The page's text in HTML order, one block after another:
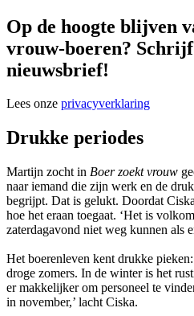
Op de hoogte blijven
vrouw-boeren?
nieuwsbrief!
Lees onze privacyverklaring
Drukke periodes
Martijn zocht in Boer zoekt vrouw
naar iemand die zijn werk en de
begrijpt. Dat is gelukt. Doordat
hoe het eraan toegaat. ‘Het is
zaterdagavond niet weg kunnen als
Het boerenleven kent drukke
droge zomers. In de winter is het
er makkelijker om personeel te
in november,’ lacht Ciska.